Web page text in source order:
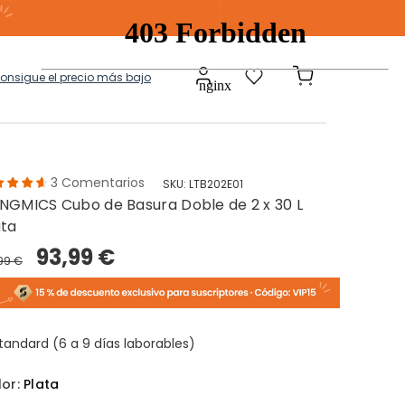
el precio más bajo
Modulares
Ropa Sucia Baules Ottoman
3 Comentarios SKU: LTB202E01
Cubo de Basura Doble de 2 x 30 L
€ 93,99 €
(6 a 9 días laborables)
Plata